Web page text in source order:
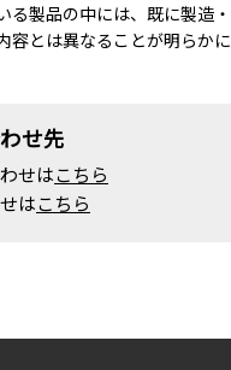
る製品の中には、既に製造
容とは異なることが明らか
せ先
せはこちら
はこちら